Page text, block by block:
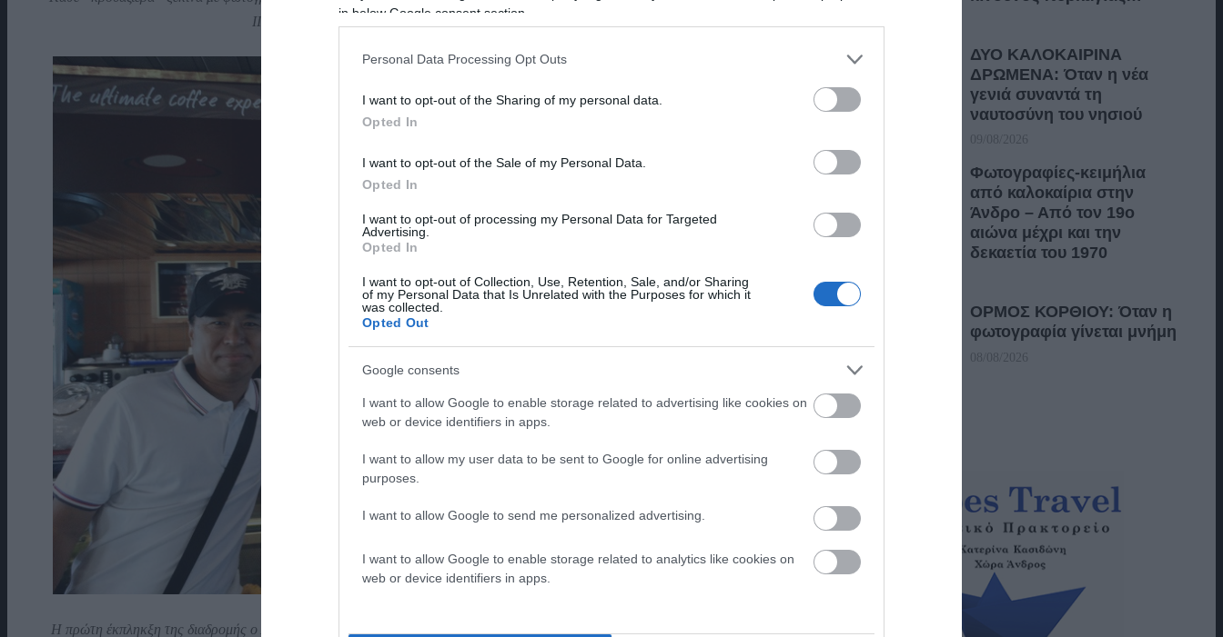
in below Google consent section.
Personal Data Processing Opt Outs
I want to opt-out of the Sharing of my personal data.
Opted In
I want to opt-out of the Sale of my Personal Data.
Opted In
I want to opt-out of processing my Personal Data for Targeted
Advertising.
Opted In
I want to opt-out of Collection, Use, Retention, Sale, and/or Sharing
of my Personal Data that Is Unrelated with the Purposes for which it
was collected.
Opted Out
Google consents
I want to allow Google to enable storage related to advertising like cookies on
web or device identifiers in apps.
I want to allow my user data to be sent to Google for online advertising
purposes.
I want to allow Google to send me personalized advertising.
I want to allow Google to enable storage related to analytics like cookies on
web or device identifiers in apps.
II σαλπάρει νότια για άλλες θάλασσες (φωτ. Εν Άνδρω).
Η πρώτη έκπληκξη της διαδρομής ο Λευτέρης με καταγωγή από τα Αποίκια, Χωριανός τώρα, που μιλά… κινέζικα!!! Με άνεση
ΔΥΟ ΚΑΛΟΚΑΙΡΙΝΑ
ΔΡΩΜΕΝΑ: Όταν η νέα
γενιά συναντά τη
ναυτοσύνη του νησιού
09/08/2026
Φωτογραφίες-κειμήλια
από καλοκαίρια στην
Άνδρο – Από τον 19ο
αιώνα μέχρι και την
δεκαετία του 1970
08/08/2026
ΟΡΜΟΣ ΚΟΡΘΙΟΥ: Όταν η
φωτογραφία γίνεται μνήμη
08/08/2026